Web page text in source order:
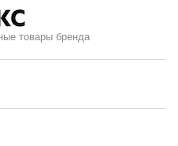
товары бренда